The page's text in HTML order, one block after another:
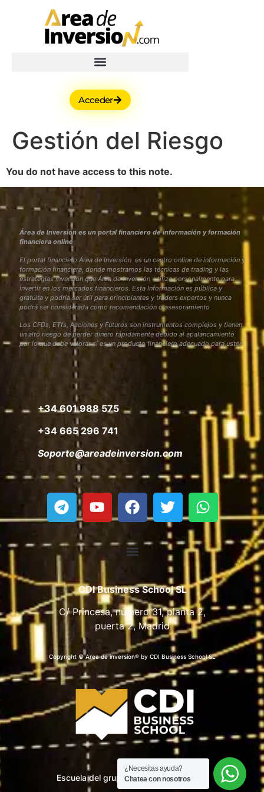
Acceder
Gestión del Riesgo
You do not have access to this note.
Área de Inversión es un portal financiero de información y formación
financiera online
El portal financiero Área de Inversión es un centro online de información y
formación financiera, donde mostramos las técnicas de trading y las
estrategias inversión que Área de Inversión utiliza personalmente para
invertir en los mercados financieros. Esta Información es pública y
gratuita y podría ser útil para principiantes y traders expertos y nunca
podrá ser considerada como recomendación o asesoramiento
Los CFDs, ETfs, Acciones y Futuros son instrumentos complejos y tienen
un alto riesgo de perder dinero rápidamente debido al apalancamiento
por lo que debe valorar si es un producto financiero adecuado para usted
+34 601 988 575
+34 665 296 741
Soporte@areadeinversion.com
CDI Business School SL
C/ Princesa, número 31, planta 2,
puerta 2, Madrid
Copyright © Area de inversion® by CDI Business School SL
Escuela del grupo CDI Business School
¿Necesitas ayuda?
Chatea con nosotros